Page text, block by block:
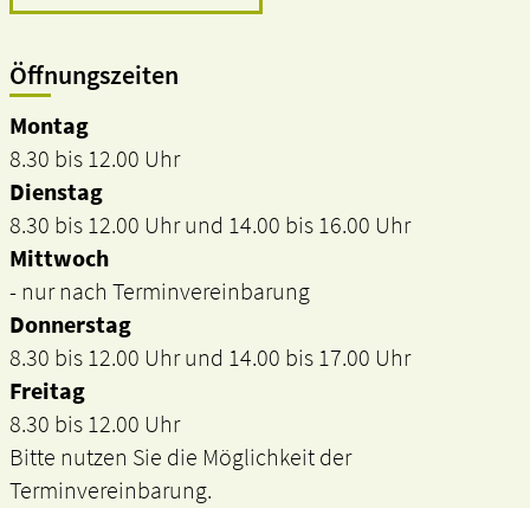
Öffnungszeiten
Montag
8.30 bis 12.00 Uhr
Dienstag
8.30 bis 12.00 Uhr und 14.00 bis 16.00 Uhr
Mittwoch
- nur nach Terminvereinbarung
Donnerstag
8.30 bis 12.00 Uhr und 14.00 bis 17.00 Uhr
Freitag
8.30 bis 12.00 Uhr
Bitte nutzen Sie die Möglichkeit der
Terminvereinbarung.